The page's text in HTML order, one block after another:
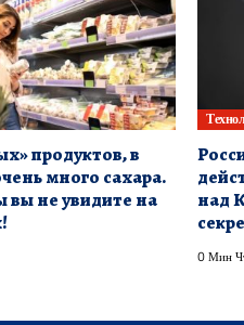
продуктов, в
много сахара.
вы не увидите на
над
0 Мин